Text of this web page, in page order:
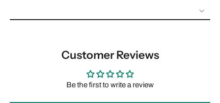
Customer Reviews
Be the first to write a review